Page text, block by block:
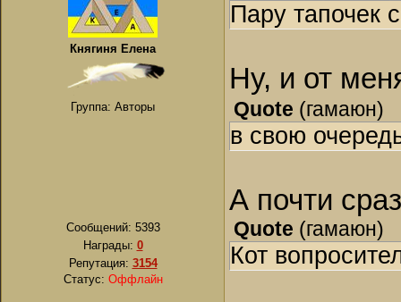
Княгиня Елена
Группа: Авторы
Сообщений: 5393
Награды: 0
Репутация: 3154
Статус: Оффлайн
Пару тапочек
Ну, и от
Quote (гамаюн)
в свою
А почти
Quote (гамаюн)
Кот